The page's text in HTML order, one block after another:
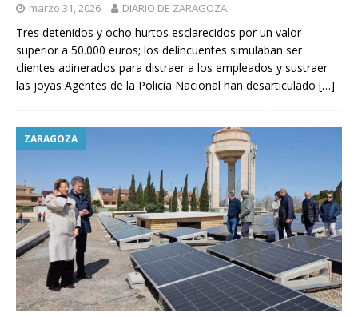
marzo 31, 2026 DIARIO DE ZARAGOZA
Tres detenidos y ocho hurtos esclarecidos por un valor
superior a 50.000 euros; los delincuentes simulaban ser
clientes adinerados para distraer a los empleados y sustraer
las joyas Agentes de la Policía Nacional han desarticulado […]
ZARAGOZA